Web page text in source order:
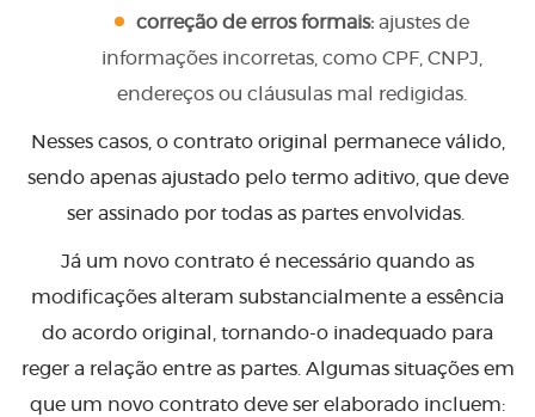
correção de erros formais:ajustes de
informações incorretas, como CPF, CNPJ,
endereços ou cláusulas mal redigidas.
Nesses casos, o contrato original permanece válido,
sendo apenas ajustado pelo termo aditivo, que deve
ser assinado por todas as partes envolvidas.
Já um novo contrato é necessário quando as
modificações alteram substancialmente a essência
do acordo original, tornando-o inadequado para
reger a relação entre as partes. Algumas situações em
que um novo contrato deve ser elaborado incluem: